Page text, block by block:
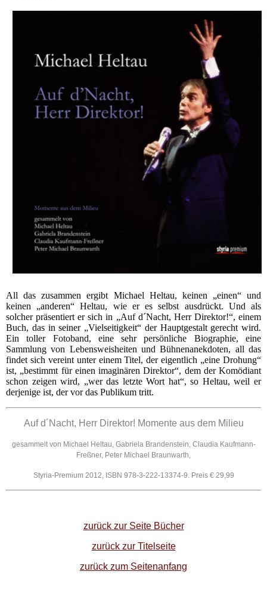
All das zusammen ergibt Michael Heltau, keinen „einen“ und
keinen „anderen“ Heltau, wie er es selbst ausdrückt. Und als
solcher präsentiert er sich in „Auf d´Nacht, Herr Direktor!“, einem
Buch, das in seiner „Vielseitigkeit“ der Hauptgestalt gerecht wird.
Ein toller Fotoband, eine sehr persönliche Biographie, eine
Sammlung von Lebensweisheiten und Bühnenanekdoten, all das
findet sich vereint unter einem Titel, der eigentlich „eine Drohung“
ist, „bestimmt für einen imaginären Direktor“, dem der Komödiant
schon zeigen wird, „wer das letzte Wort hat“, so Heltau, weil er
derjenige ist, der vor das Publikum tritt.
Auf d´Nacht, Herr Direktor! Momente aus dem Milieu
gesammelt von Michael Heltau, Gabriela Brandenstein, Claudia Kaufmann-
Freßner, Peter Michael Braunwarth,
Styria-Premium 2012, ISBN 978-3-222-13374-9. Preis € 29,99
zurück zur Seite Bücher
zurück zur Titelseite
zurück zum Seitenanfang